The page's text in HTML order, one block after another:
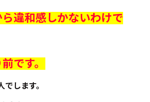
違和感しかないわけで
です。
します。